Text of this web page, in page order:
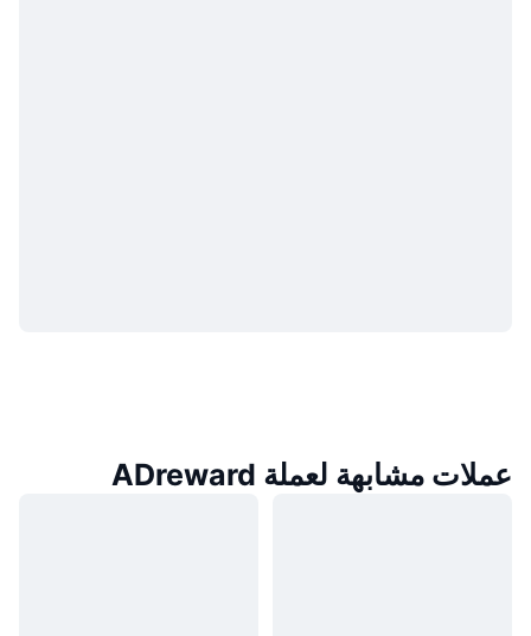
عملات مشابهة لعملة ADreward